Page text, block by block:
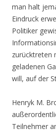
man halt
Eindruck
Politiker
zurücktreten
geladenen
will, auf der
Henryk M.
Teilnehmer